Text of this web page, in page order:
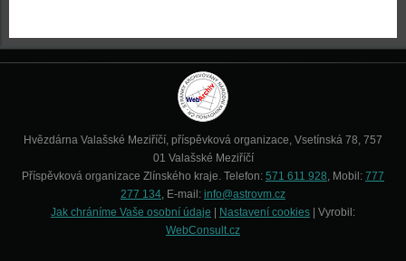
Hvězdárna Valašské Meziříčí, příspěvková organizace, Vsetínská 78, 757
01 Valašské Meziříčí
Příspěvková organizace Zlínského kraje. Telefon: 571 611 928, Mobil: 777
277 134, E-mail: info@astrovm.cz
Jak chráníme Vaše osobní údaje
Nastavení cookies | Vyrobil:
WebConsult.cz